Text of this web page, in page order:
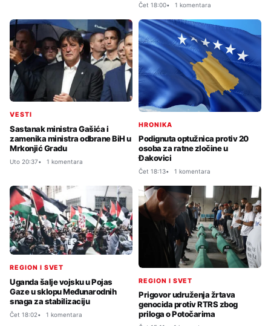
Čet 18:00 1 komentara
VESTI
Sastanak ministra Gašića i
zamenika ministra odbrane BiH u
Mrkonjić Gradu
Uto 20:37 1 komentara
HRONIKA
Podignuta optužnica protiv 20
osoba za ratne zločine u
Đakovici
Čet 18:13 1 komentara
REGION I SVET
Uganda šalje vojsku u Pojas
Gaze u sklopu Međunarodnih
snaga za stabilizaciju
Čet 18:02 1 komentara
REGION I SVET
Prigovor udruženja žrtava
genocida protiv RTRS zbog
priloga o Potočarima